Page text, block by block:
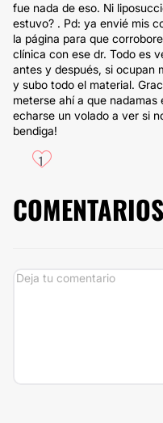
fue nada de eso. Ni
estuvo? . Pd: ya envié mis
la página para que
clínica con ese dr. Todo es
antes y después, si ocupan
y subo todo el material.
meterse ahí a que
echarse un volado a ver si
bendiga!
1